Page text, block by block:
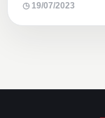
◷ 19/07/2023